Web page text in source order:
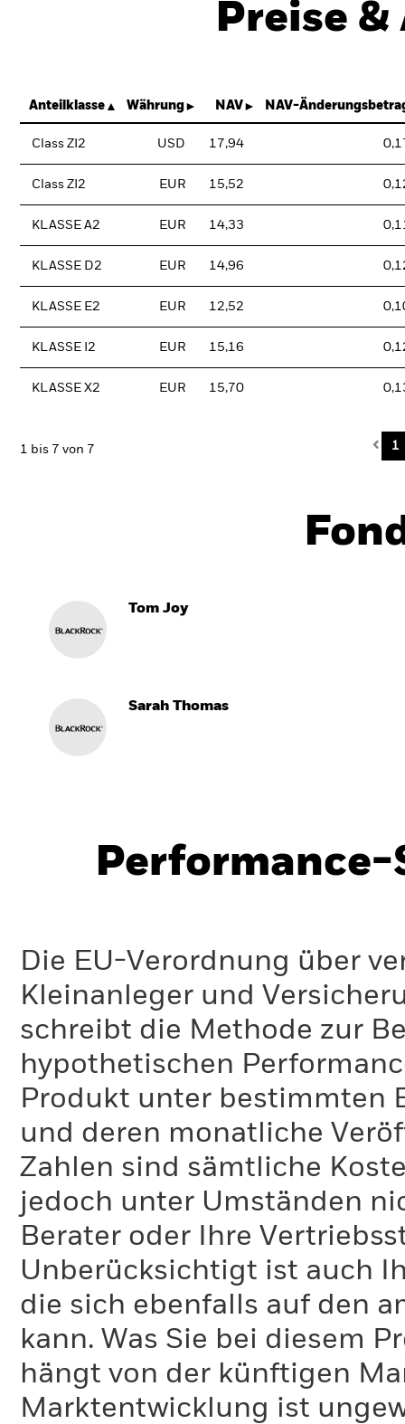
Preise
Anteilklasse Währung NAV NAV-
Class ZI2 USD 17,94
Class ZI2 EUR 15,52
KLASSE A2 EUR 14,33
KLASSE D2 EUR 14,96
KLASSE E2 EUR 12,52
KLASSE I2 EUR 15,16
KLASSE X2 EUR 15,70
1 bis 7 von 7 1
Tom Joy
Sarah Thomas
Performance-
Die EU-Verordnung über
Kleinanleger und
schreibt die Methode zur
hypothetischen
Produkt unter bestimmten
und deren monatliche
Zahlen sind sämtliche
jedoch unter Umständen
Berater oder Ihre
Unberücksichtigt ist auch
die sich ebenfalls auf den
kann. Was Sie bei diesem
hängt von der künftigen
Marktentwicklung ist